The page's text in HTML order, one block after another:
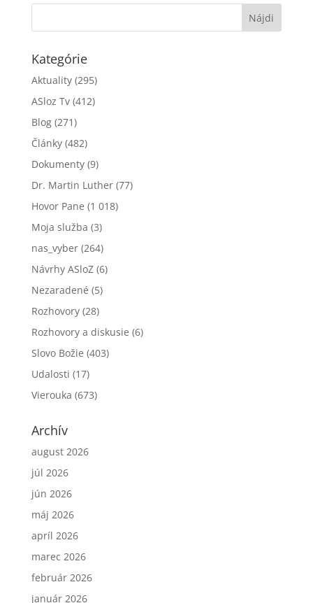
Kategórie
Aktuality(295)
ASloz Tv(412)
Blog(271)
Články(482)
Dokumenty(9)
Dr. Martin Luther(77)
Hovor Pane (1 018)
Moja služba (3)
nas_vyber(264)
Návrhy ASloZ(6)
Nezaradené (5)
Rozhovory(28)
Rozhovory a diskusie (6)
Slovo Božie (403)
Udalosti (17)
Vierouka (673)
Archív
august 2026
júl 2026
jún 2026
máj 2026
apríl 2026
marec 2026
február 2026
január 2026